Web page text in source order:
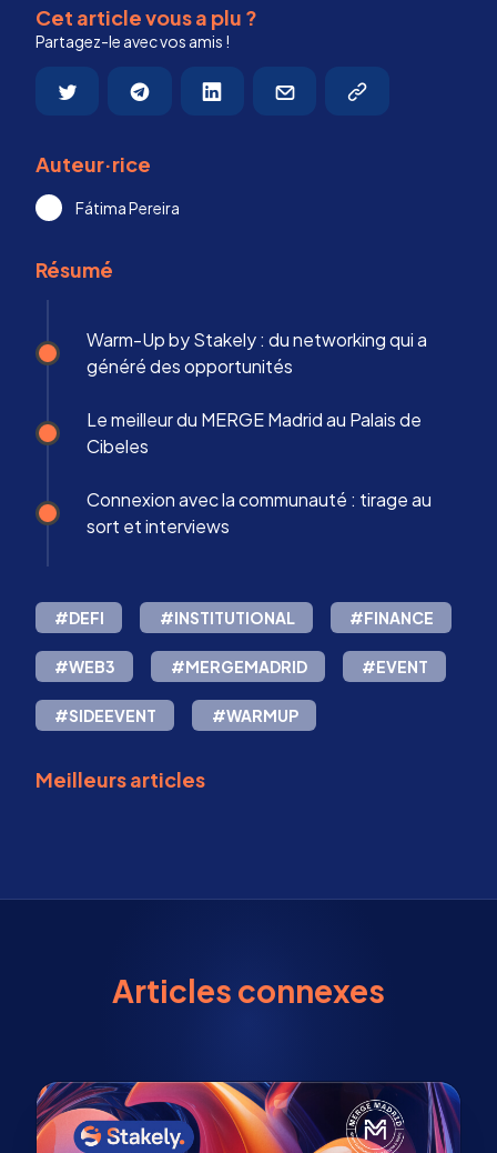
Cet article vous a plu ?
Partagez-le avec vos amis !
Auteur·rice
Fátima Pereira
Résumé
Warm-Up by Stakely : du networking qui a
généré des opportunités
Le meilleur du MERGE Madrid au Palais de
Cibeles
Connexion avec la communauté : tirage au
sort et interviews
#DEFI #INSTITUTIONAL #FINANCE
#WEB3 #MERGEMADRID #EVENT
#SIDEEVENT #WARMUP
Meilleurs articles
Articles connexes